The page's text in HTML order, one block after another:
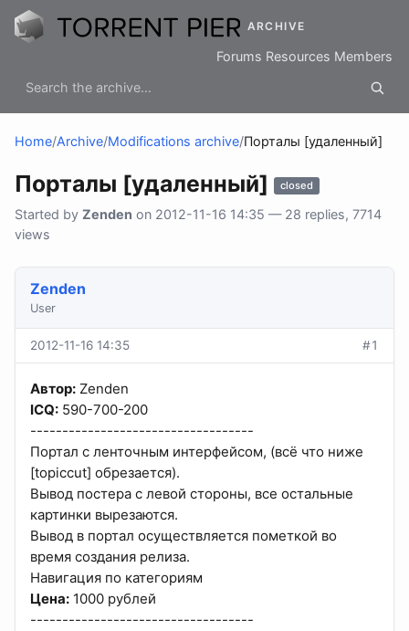
ARCHIVE
Forums Resources Members
Home/Archive/Modifications archive/Порталы [удаленный]
Порталы [удаленный] closed
Started by Zenden on 2012-11-16 14:35 — 28 replies, 7714
views
Zenden
User
2012-11-16 14:35 #1
Автор: Zenden
ICQ: 590-700-200
-----------------------------------
Портал с ленточным интерфейсом, (всё что ниже
[topiccut] обрезается).
Вывод постера с левой стороны, все остальные
картинки вырезаются.
Вывод в портал осуществляется пометкой во
время создания релиза.
Навигация по категориям
Цена: 1000 рублей
-----------------------------------